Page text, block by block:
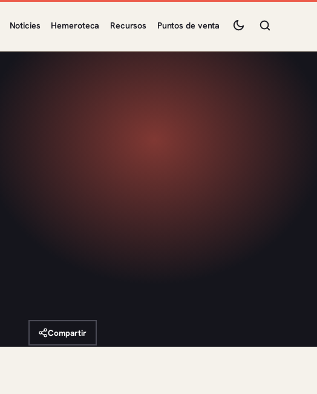
Noticies Hemeroteca Recursos Puntos de venta
Compartir